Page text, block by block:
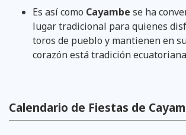
Es así como Cayambe se ha
lugar tradicional para quienes
toros de pueblo y mantienen en
corazón está tradición
Calendario de Fiestas de